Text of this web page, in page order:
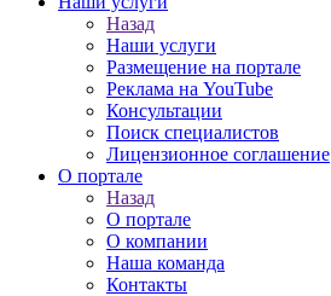
Назад
Наши услуги
Размещение на портале
Реклама на YouTube
Консультации
Поиск специалистов
Лицензионное соглашение
О портале
Назад
О портале
О компании
Наша команда
Контакты